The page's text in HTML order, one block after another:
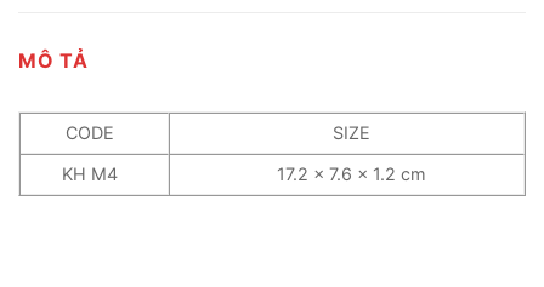
MÔ TẢ
CODE
SIZE
KH M4
17.2 x 7.6 x 1.2 cm